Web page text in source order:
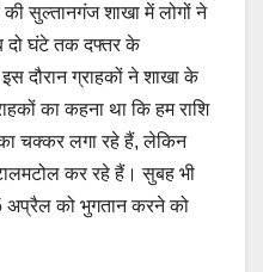
सुल्तानगंज शाखा में लोगों ने
दो घंटे तक दफ्तर के
दौरान ग्राहकों ने शाखा के
का कहना था कि हम राशि
चक्कर लगा रहे हैं, लेकिन
कर रहे हैं। सुबह भी
अप्रैल को भुगतान करने को